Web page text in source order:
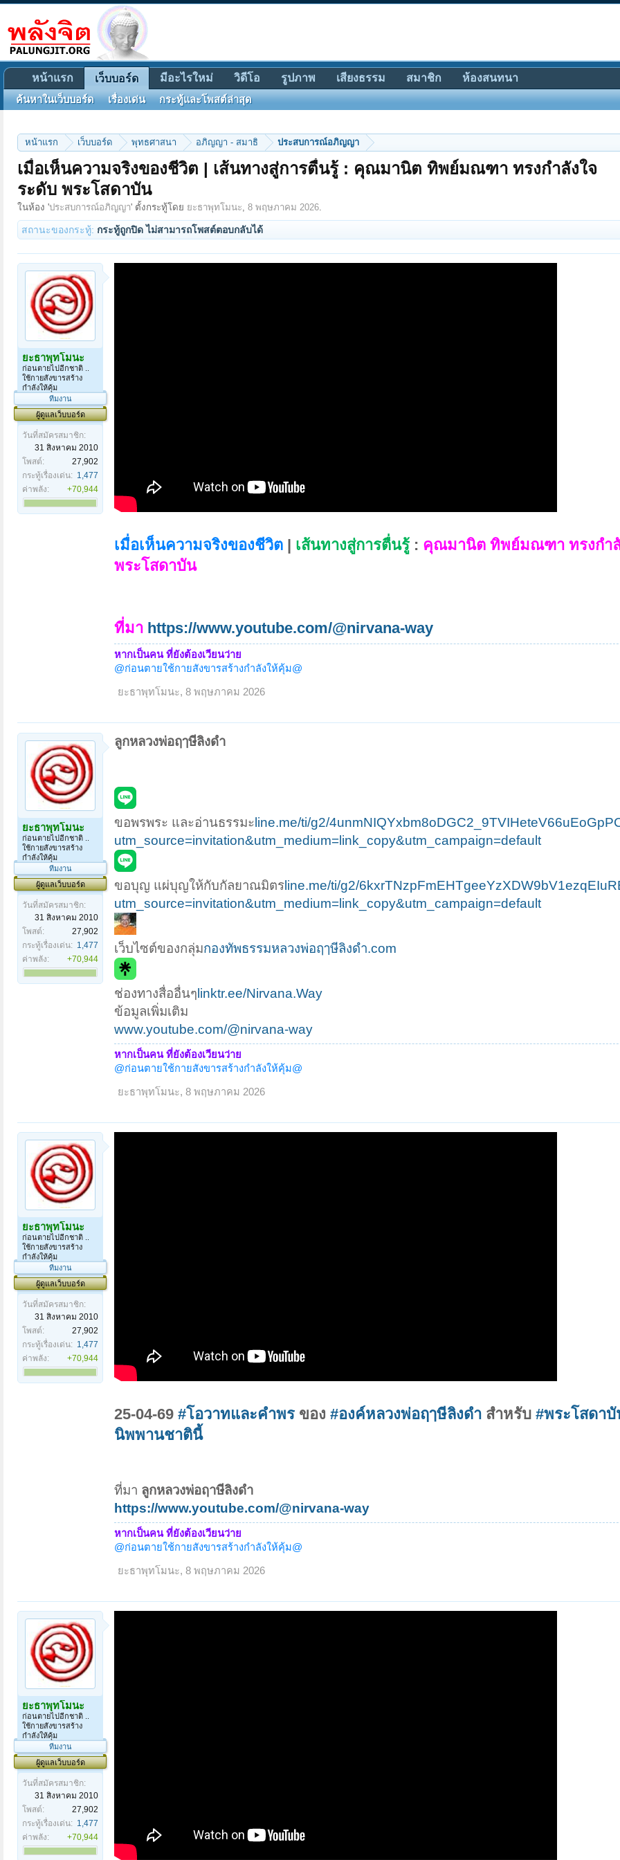
หน้าแรก เว็บบอร์ด พุทธศาสนา อภิญญา - สมาธิ ประสบการณ์อภิญญา
เมื่อเห็นความจริงของชีวิต | เส้นทางสู่การตื่นรู้ : คุณมานิต ทิพย์มณฑา ทรงกำลังใจ
ระดับ พระโสดาบัน
ในห้อง 'ประสบการณ์อภิญญา' ตั้งกระทู้โดย ยะธาพุทโมนะ, 8 พฤษภาคม 2026.
สถานะของกระทู้: กระทู้ถูกปิด ไม่สามารถโพสต์ตอบกลับได้
ยะธาพุทโมนะ
ก่อนตายไปอีกชาติ ..
ใช้กายสังขารสร้าง
กำลังให้คุ้ม
ทีมงาน
ผู้ดูแลเว็บบอร์ด
วันที่สมัครสมาชิก:
31 สิงหาคม 2010
โพสต์:
27,902
กระทู้เรื่องเด่น: 1,477
ค่าพลัง:
+70,944
เมื่อเห็นความจริงของชีวิต เส้นทางสู่การตื่นรู้ : คุณมานิต ทิพย์มณฑา ทรงกำลั
พระโสดาบัน
ที่มา https://www.youtube.com/@nirvana-way
หากเป็นคน ที่ยังต้องเวียนว่าย
@ก่อนตายใช้กายสังขารสร้างกำลังให้คุ้ม@
ยะธาพุทโมนะ, 8 พฤษภาคม 2026
ยะธาพุทโมนะ
ก่อนตายไปอีกชาติ ..
ใช้กายสังขารสร้าง
กำลังให้คุ้ม
ทีมงาน
ผู้ดูแลเว็บบอร์ด
วันที่สมัครสมาชิก:
31 สิงหาคม 2010
โพสต์:
27,902
กระทู้เรื่องเด่น: 1,477
ค่าพลัง:
+70,944
ลูกหลวงพ่อฤๅษีลิงดำ
ขอพรพระ และอ่านธรรมะline.me/ti/g2/
utm_source=invitation&utm_medium=link_copy&utm_campaign=default
ขอบุญ แผ่บุญให้กับกัลยาณมิตรline.me/ti/g2/
utm_source=invitation&utm_medium=link_copy&utm_campaign=default
เว็บไซต์ของกลุ่มกองทัพธรรมหลวงพ่อฤๅษีลิงดํา.com
ช่องทางสื่ออื่นๆlinktr.ee/Nirvana.Way
ข้อมูลเพิ่มเติม
www.youtube.com/@nirvana-way
หากเป็นคน ที่ยังต้องเวียนว่าย
@ก่อนตายใช้กายสังขารสร้างกำลังให้คุ้ม@
ยะธาพุทโมนะ, 8 พฤษภาคม 2026
ยะธาพุทโมนะ
ก่อนตายไปอีกชาติ ..
ใช้กายสังขารสร้าง
กำลังให้คุ้ม
ทีมงาน
ผู้ดูแลเว็บบอร์ด
วันที่สมัครสมาชิก:
31 สิงหาคม 2010
โพสต์:
27,902
กระทู้เรื่องเด่น: 1,477
ค่าพลัง:
+70,944
25-04-69 #โอวาทและคำพร ของ #องค์หลวงพ่อฤๅษีลิงดำ สำหรับ #พระโสดา
นิพพานชาตินี้
ที่มา ลูกหลวงพ่อฤาษีลิงดำ
https://www.youtube.com/@nirvana-way
หากเป็นคน ที่ยังต้องเวียนว่าย
@ก่อนตายใช้กายสังขารสร้างกำลังให้คุ้ม@
ยะธาพุทโมนะ, 8 พฤษภาคม 2026
ยะธาพุทโมนะ
ก่อนตายไปอีกชาติ ..
ใช้กายสังขารสร้าง
กำลังให้คุ้ม
ทีมงาน
ผู้ดูแลเว็บบอร์ด
วันที่สมัครสมาชิก:
31 สิงหาคม 2010
โพสต์:
27,902
กระทู้เรื่องเด่น: 1,477
ค่าพลัง:
+70,944
หน้าแรก เว็บบอร์ด
ค้นหาในเว็บบอร์ด เรื่องเด่น กระทู้และโพสต์ล่าสุด
มีอะไรใหม่ วิดีโอ รูปภาพ เสียงธรรม สมาชิก ห้องสนทนา